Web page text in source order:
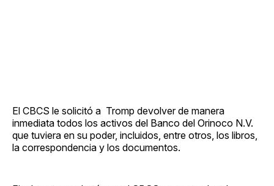
El CBCS le solicitó a Tromp devolver de manera
inmediata todos los activos del Banco del Orinoco N.V.
que tuviera en su poder, incluidos, entre otros, los libros,
la correspondencia y los documentos.